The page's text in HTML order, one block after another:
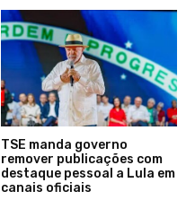
TSE manda governo
remover publicações com
destaque pessoal a Lula em
canais oficiais